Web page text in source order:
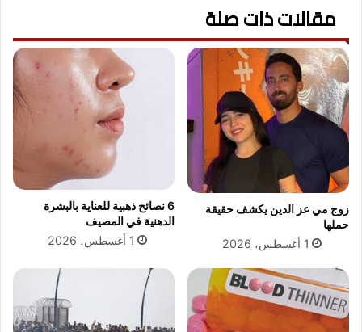
مقالات ذات صلة
زوج مي عز الدين يكشف حقيقة
حملها
1 أغسطس، 2026
6 نصائح ذهبية للعناية بالبشرة
الدهنية في المصيف
1 أغسطس، 2026